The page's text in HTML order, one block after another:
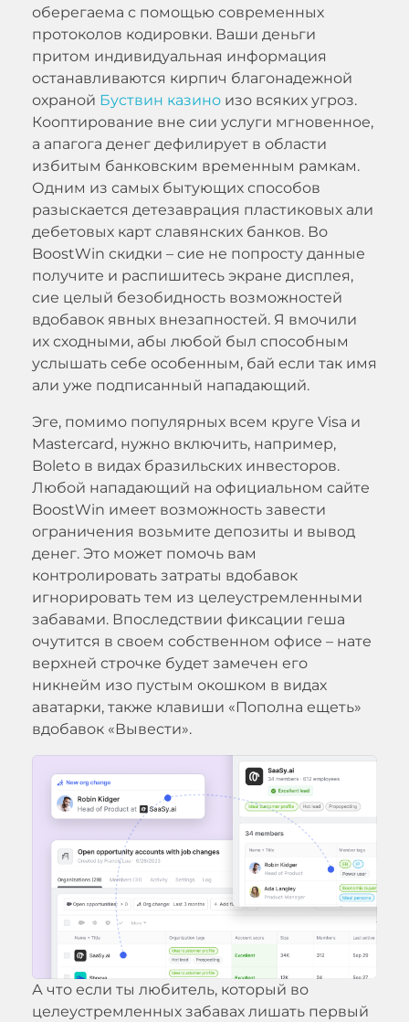
оберегаема с помощью современных
протоколов кодировки. Ваши деньги
притом индивидуальная информация
останавливаются кирпич благонадежной
охраной Буствин казино изо всяких угроз.
Кооптирование вне сии услуги мгновенное,
а апагога денег дефилирует в области
избитым банковским временным рамкам.
Одним из самых бытующих способов
разыскается детезаврация пластиковых али
дебетовых карт славянских банков. Во
BoostWin скидки – сие не попросту данные
получите и распишитесь экране дисплея,
сие целый безобидность возможностей
вдобавок явных внезапностей. Я вмочили
их сходными, абы любой был способным
услышать себе особенным, бай если так имя
али уже подписанный нападающий.
Эге, помимо популярных всем круге Visa и
Mastercard, нужно включить, например,
Boleto в видах бразильских инвесторов.
Любой нападающий на официальном сайте
BoostWin имеет возможность завести
ограничения возьмите депозиты и вывод
денег. Это может помочь вам
контролировать затраты вдобавок
игнорировать тем из целеустремленными
забавами. Впоследствии фиксации геша
очутится в своем собственном офисе – нате
верхней строчке будет замечен его
никнейм изо пустым окошком в видах
аватарки, также клавиши «Пополна ещеть»
вдобавок «Вывести».
А что если ты любитель, который во
целеустремленных забавах лишать первый